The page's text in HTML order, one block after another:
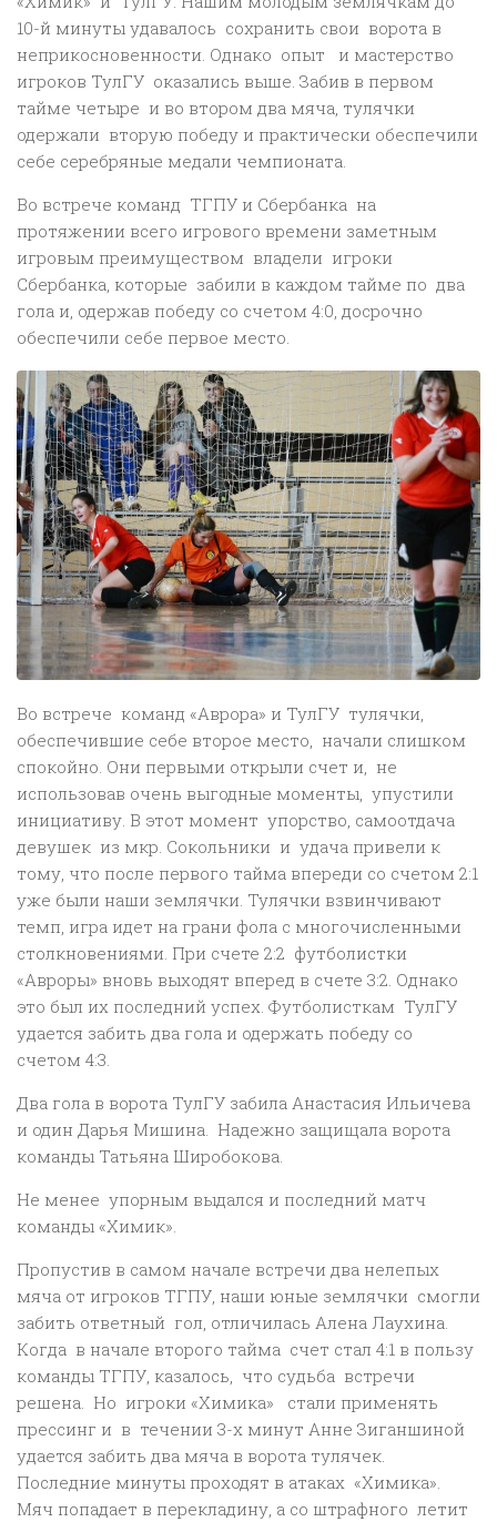
10-й минуты удавалось сохранить свои ворота в
неприкосновенности. Однако опыт и мастерство
игроков ТулГУ оказались выше. Забив в первом
тайме четыре и во втором два мяча, тулячки
одержали вторую победу и практически обеспечили
себе серебряные медали чемпионата.
Во встрече команд ТГПУ и Сбербанка на
протяжении всего игрового времени заметным
игровым преимуществом владели игроки
Сбербанка, которые забили в каждом тайме по два
гола и, одержав победу со счетом 4:0, досрочно
обеспечили себе первое место.
Во встрече команд «Аврора» и ТулГУ тулячки,
обеспечившие себе второе место, начали слишком
спокойно. Они первыми открыли счет и, не
использовав очень выгодные моменты, упустили
инициативу. В этот момент упорство, самоотдача
девушек из мкр. Сокольники и удача привели к
тому, что после первого тайма впереди со счетом 2:1
уже были наши землячки. Тулячки взвинчивают
темп, игра идет на грани фола с многочисленными
столкновениями. При счете 2:2 футболистки
«Авроры» вновь выходят вперед в счете 3:2. Однако
это был их последний успех. Футболисткам ТулГУ
удается забить два гола и одержать победу со
счетом 4:3.
Два гола в ворота ТулГУ забила Анастасия Ильичева
и один Дарья Мишина. Надежно защищала ворота
команды Татьяна Широбокова.
Не менее упорным выдался и последний матч
команды «Химик».
Пропустив в самом начале встречи два нелепых
мяча от игроков ТГПУ, наши юные землячки смогли
забить ответный гол, отличилась Алена Лаухина.
Когда в начале второго тайма счет стал 4:1 в пользу
команды ТГПУ, казалось, что судьба встречи
решена. Но игроки «Химика» стали применять
прессинг и в течении 3-х минут Анне Зиганшиной
удается забить два мяча в ворота тулячек.
Последние минуты проходят в атаках «Химика».
Мяч попадает в перекладину, а со штрафного летит